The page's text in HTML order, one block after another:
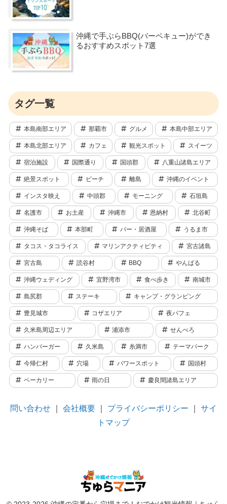
沖縄で手ぶらBBQ(バーベキュー)ができ
るおすすめスポット7選
タグ一覧
本島南部エリア 那覇市 グルメ 本島中部エリア
本島北部エリア カフェ 観光スポット スイーツ
宿泊施設 国際通り 国頭郡 八重山諸島エリア
絶景スポット ビーチ 離島 沖縄のイベント
インスタ映え 中頭郡 モーニング 石垣島
名護市 お土産 沖縄市 恩納村 北谷町
沖縄そば 本部町 バー・居酒屋 うるま市
タコス・タコライス マリンアクティビティ 宮古諸島
宮古島 読谷村 BBQ やんばる
沖縄ウェディング 宜野湾市 食べ歩き 南城市
島尻郡 ステーキ キャンプ・グランピング
豊見城市 コザエリア 夜パフェ
久米島周辺エリア 浦添市 せんべろ
ハンバーガー 久米島 糸満市 テーマパーク
今帰仁村 穴場 パワースポット 国頭村
ベーカリー 雨の日 慶良間諸島エリア
問い合わせ 会社概要 プライバシーポリシー
サイ
トマップ